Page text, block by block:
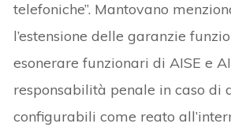
telefoniche”. Mantovano
l’estensione delle garanzie
esonerare funzionari di AISE e
responsabilità penale in caso di
configurabili come reato